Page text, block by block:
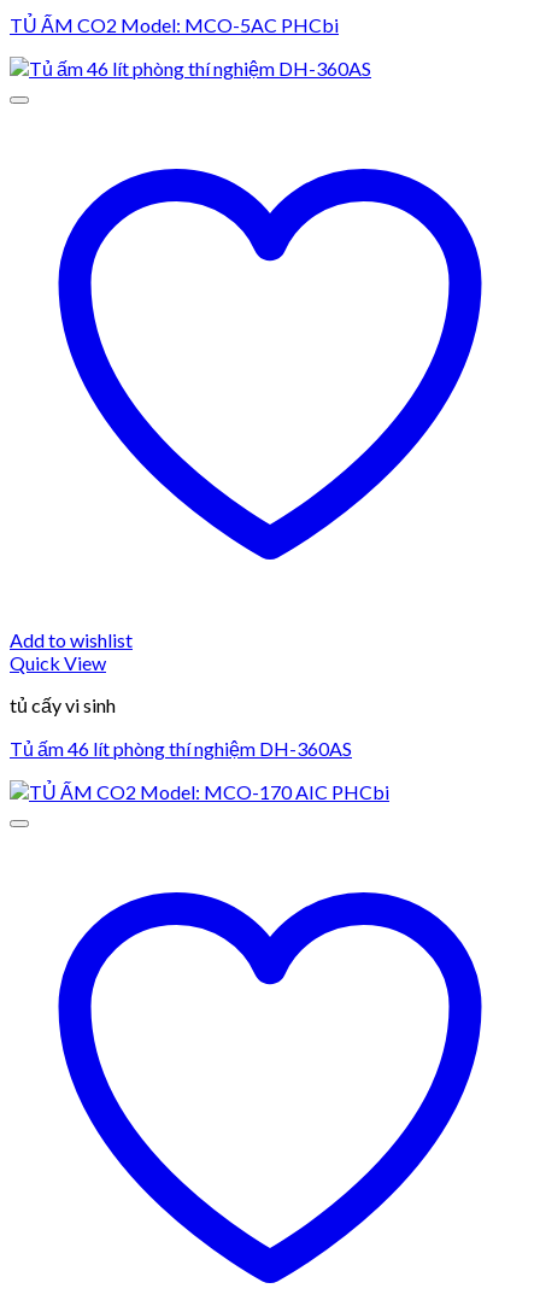
TỦ ẤM CO2 Model: MCO-5AC PHCbi
Add to wishlist
Quick View
tủ cấy vi sinh
Tủ ấm 46 lít phòng thí nghiệm DH-360AS